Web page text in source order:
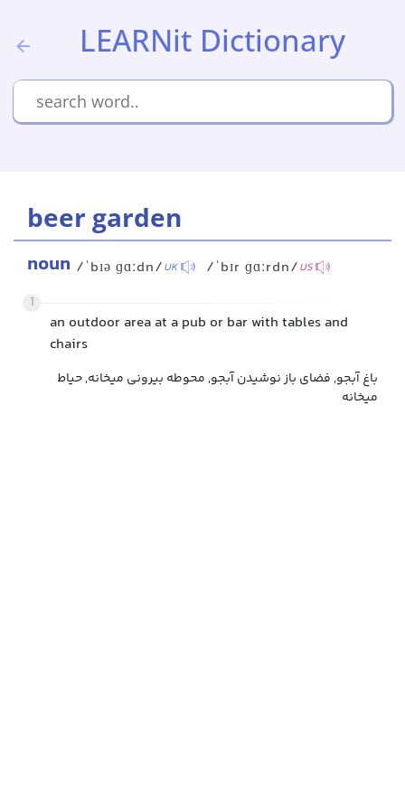
LEARNit Dictionary
beer garden
noun /ˈbɪə ɡɑːdn/UK /ˈbɪr ɡɑːrdn/US
1
an outdoor area at a pub or bar with tables and
chairs
باغ آبجو, فضای باز نوشیدن آبجو, محوطه بیرونی میخانه, حیاط
میخانه